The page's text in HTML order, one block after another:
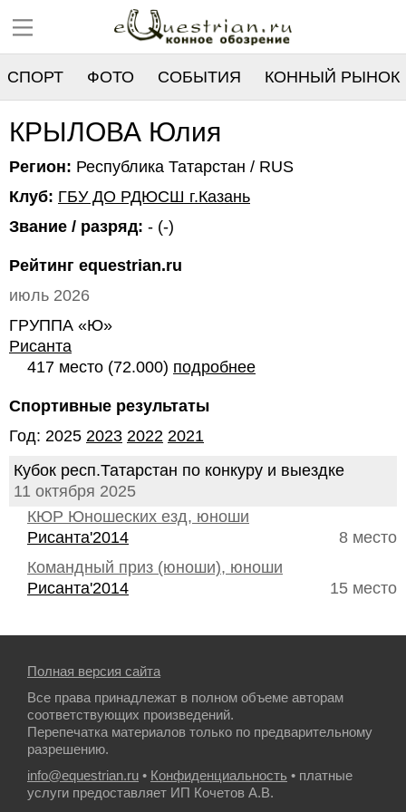
СПОРТ ФОТО СОБЫТИЯ КОННЫЙ РЫНОК
РЕЕСТР
КРЫЛОВА Юлия
Регион: Республика Татарстан / RUS
Клуб: ГБУ ДО РДЮСШ г.Казань
Звание / разряд: - (-)
Рейтинг equestrian.ru
июль 2026
ГРУППА «Ю»
Рисанта
417 место (72.000) подробнее
Спортивные результаты
Год: 2025 2023 2022 2021
Кубок респ.Татарстан по конкуру и выездке
11 октября 2025
КЮР Юношеских езд, юноши
8 место
Рисанта'2014
Командный приз (юноши), юноши
15 место
Рисанта'2014
Полная версия сайта
Все права принадлежат в полном объеме авторам
соответствующих произведений.
Перепечатка материалов только по предварительному
разрешению.
info@equestrian.ru • Конфиденциальность • платные
услуги предоставляет ИП Кочетов А.В.